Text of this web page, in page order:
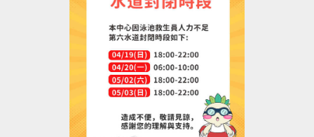
-官網 :
https://www.lzsports.com.tw/zh_TW/news/pageID/1/
-FB : 桃園市蘆竹國民運動中心
-IG : @luzhusports